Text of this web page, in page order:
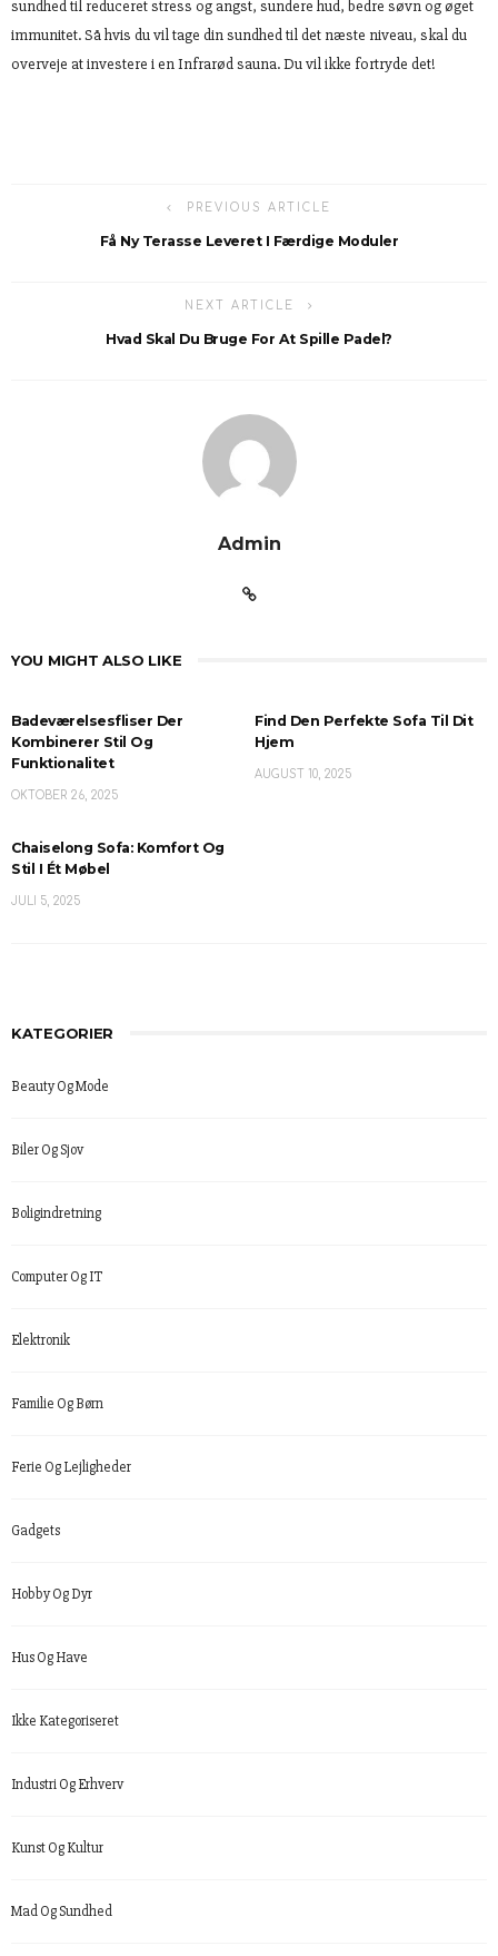
sundhed til reduceret stress og angst, sundere hud, bedre søvn og øget
immunitet. Så hvis du vil tage din sundhed til det næste niveau, skal du
overveje at investere i en Infrarød sauna. Du vil ikke fortryde det!
PREVIOUS ARTICLE
Få Ny Terasse Leveret I Færdige Moduler
NEXT ARTICLE
Hvad Skal Du Bruge For At Spille Padel?
Admin
YOU MIGHT ALSO LIKE
Badeværelsesfliser Der
Kombinerer Stil Og
Funktionalitet
OKTOBER 26, 2025
Find Den Perfekte Sofa Til Dit
Hjem
AUGUST 10, 2025
Chaiselong Sofa: Komfort Og
Stil I Ét Møbel
JULI 5, 2025
KATEGORIER
Beauty Og Mode
Biler Og Sjov
Boligindretning
Computer Og IT
Elektronik
Familie Og Børn
Ferie Og Lejligheder
Gadgets
Hobby Og Dyr
Hus Og Have
Ikke Kategoriseret
Industri Og Erhverv
Kunst Og Kultur
Mad Og Sundhed